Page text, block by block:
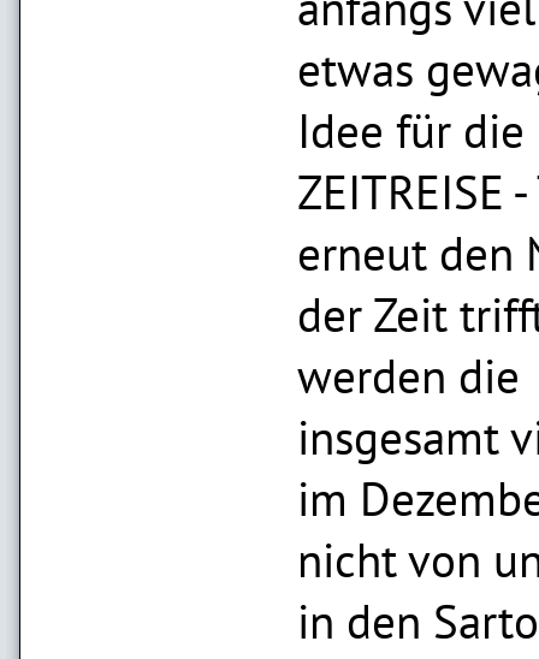
etwas
Idee für die
ZEITREISE
erneut den
der Zeit
werden die
insgesamt
im
nicht von
in den